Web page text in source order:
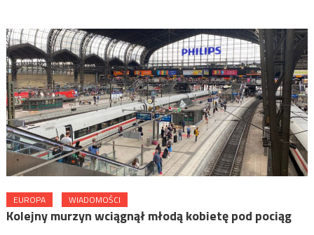
EUROPA WIADOMOŚCI
Kolejny murzyn wciągnął młodą kobietę pod pociąg